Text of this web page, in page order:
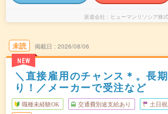
派遣会社 ヒューマンリソシア株
未読
NEW
掲載日 2026/08/06
＼直接雇用のチャンス＊。長
り！／メーカーで受注など
職種未経験OK 交通費別途支給あり 土日